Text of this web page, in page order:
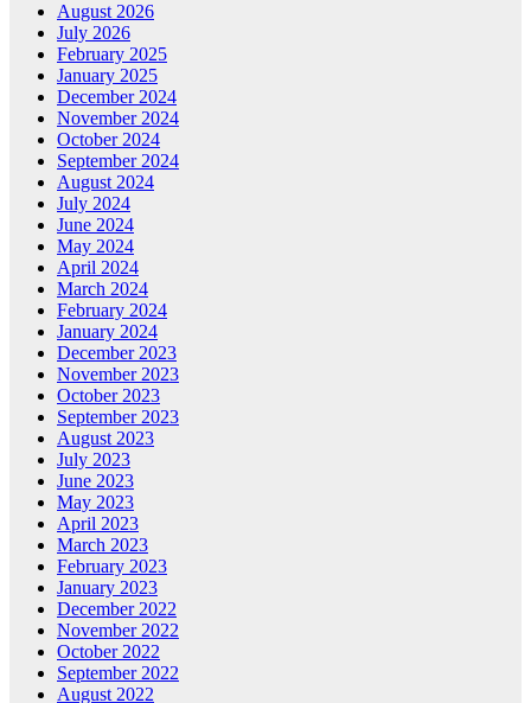
August 2026
July 2026
February 2025
January 2025
December 2024
November 2024
October 2024
September 2024
August 2024
July 2024
June 2024
May 2024
April 2024
March 2024
February 2024
January 2024
December 2023
November 2023
October 2023
September 2023
August 2023
July 2023
June 2023
May 2023
April 2023
March 2023
February 2023
January 2023
December 2022
November 2022
October 2022
September 2022
August 2022